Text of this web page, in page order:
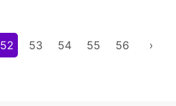
52 53 54 55 56 ›